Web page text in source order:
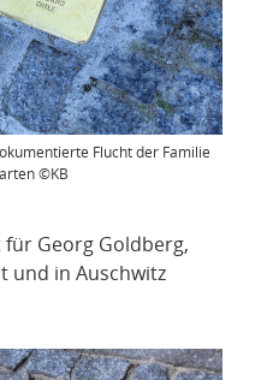
Flucht der Familie
©KB
Georg Goldberg,
und in Auschwitz